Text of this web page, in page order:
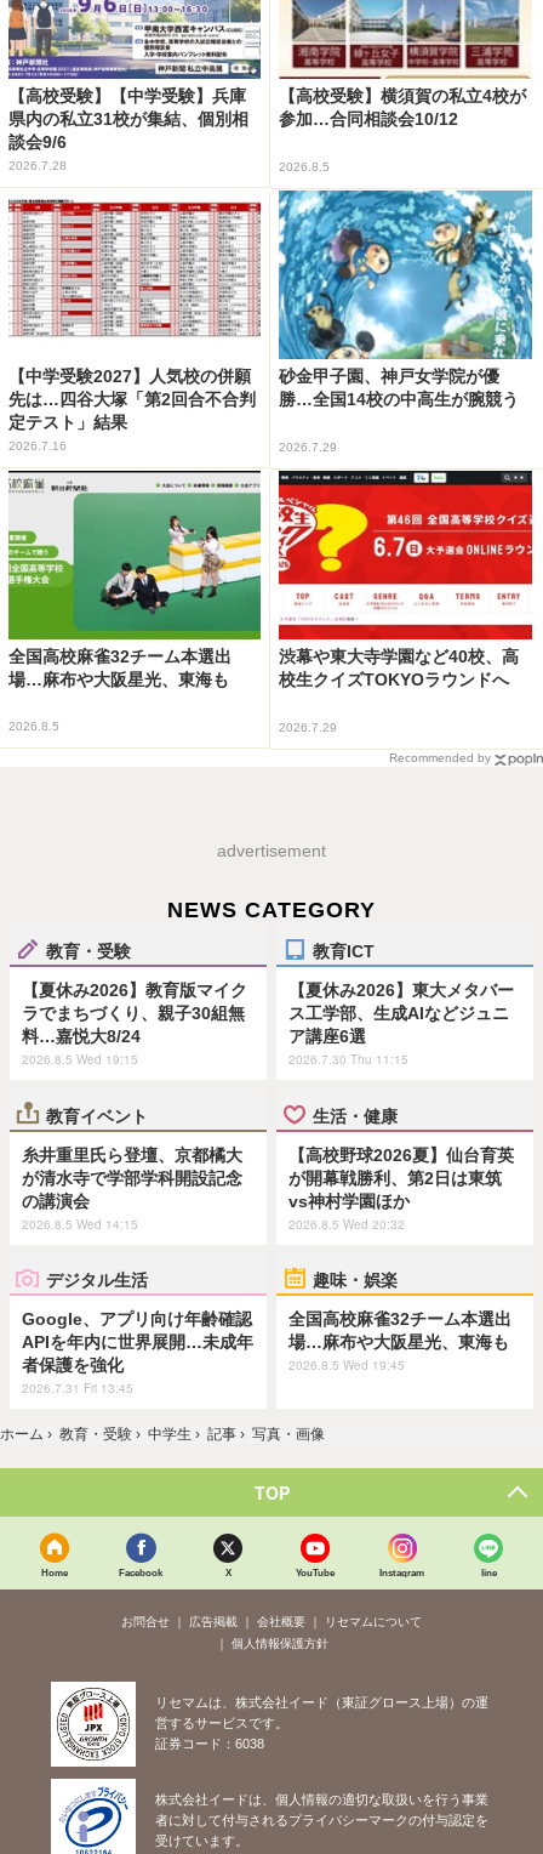
【高校受験】【中学受験】兵庫
県内の私立31校が集結、個別相
談会9/6
2026.7.28
【高校受験】横須賀の私立4校が
参加…合同相談会10/12
2026.8.5
【中学受験2027】人気校の併願
先は…四谷大塚「第2回合不合判
定テスト」結果
2026.7.16
砂金甲子園、神戸女学院が優
勝…全国14校の中高生が腕競う
2026.7.29
全国高校麻雀32チーム本選出
場…麻布や大阪星光、東海も
2026.8.5
渋幕や東大寺学園など40校、高
校生クイズTOKYOラウンドへ
2026.7.29
Recommended by
advertisement
NEWS CATEGORY
教育・受験
【夏休み2026】教育版マイク
ラでまちづくり、親子30組無
料…嘉悦大8/24
2026.8.5 Wed 19:15
教育ICT
【夏休み2026】東大メタバー
ス工学部、生成AIなどジュニ
ア講座6選
2026.7.30 Thu 11:15
教育イベント
糸井重里氏ら登壇、京都橘大
が清水寺で学部学科開設記念
の講演会
2026.8.5 Wed 14:15
生活・健康
【高校野球2026夏】仙台育英
が開幕戦勝利、第2日は東筑
vs神村学園ほか
2026.8.5 Wed 20:32
デジタル生活
Google、アプリ向け年齢確認
APIを年内に世界展開…未成年
者保護を強化
2026.7.31 Fri 13:45
趣味・娯楽
全国高校麻雀32チーム本選出
場…麻布や大阪星光、東海も
2026.8.5 Wed 19:45
ホーム › 教育・受験 › 中学生 › 記事 › 写真・画像
TOP
Home Facebook X YouTube Instagram line
お問合せ 広告掲載 会社概要
リセマムについて
個人情報保護方針
リセマムは、株式会社イード（東証グロース上場）の運
営するサービスです。
証券コード：6038
株式会社イードは、個人情報の適切な取扱いを行う事業
者に対して付与されるプライバシーマークの付与認定を
受けています。